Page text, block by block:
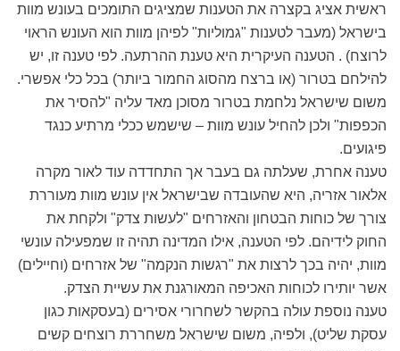
ראשית אציג בקצרה את הטענות שמציגים התומכים בעונש מוות
בישראל (מעבר לטענות "גמוליות" לפיהן מוות הוא העונש הראוי
לרוצח) . הטענה העיקרית היא טענת ההרתעה. לפי טענה זו, יש
להילחם בטרור (או ברצח מהסוג החמור ביותר) בכל כלי אפשרי.
משום שישראל נלחמת בטרור מסוכן מאד עליה "להסיר את
הכפפות" ולכן להחיל עונש מוות – שישמש ככלי מרתיע כנגד
פיגועים.
טענה אחרת, שעלתה גם בעבר אך התחדדה עוד לאור מקרה
אלאור אזריה, היא שהעובדה שבישראל אין עונש מוות מעוררת
צורך של כוחות הבטחון והאזרחים "לעשות צדק" ולקחת את
החוק לידיהם. לפי הטענה, אילו המדינה תהיה זו שמפעילה עונשי
מוות, יהיה בכך לרצות את "רגשות הנקמה" של אזרחים (וחיילים)
אשר יותירו לכוחות האכיפה המאורגנת את עשיית הצדק.
טענה נוספת עולה בהקשר לשחרורי אסירים (בעסקאות כגון
עסקת שליט), ולפיה, משום שישראל משחררת רוצחים קשים